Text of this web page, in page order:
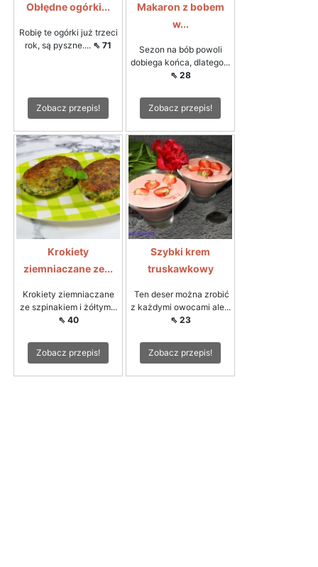
Obłędne ogórki...
Robię te ogórki już trzeci
rok, są pyszne.... ⇖ 71
Zobacz przepis!
Makaron z bobem
w...
Sezon na bób powoli
dobiega końca, dlatego...
⇖ 28
Zobacz przepis!
Krokiety
ziemniaczane ze...
Krokiety ziemniaczane
ze szpinakiem i żółtym...
⇖ 40
Zobacz przepis!
Szybki krem
truskawkowy
Ten deser można zrobić
z każdymi owocami ale...
⇖ 23
Zobacz przepis!